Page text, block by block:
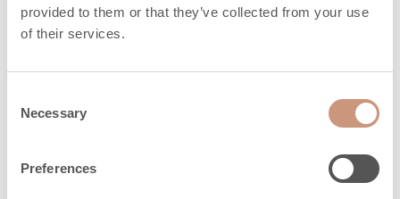
provided to them or that they’ve collected from your use
of their services.
Selection
Necessary
Preferences
Emissione di calore (h)
Emissione di calore (h)